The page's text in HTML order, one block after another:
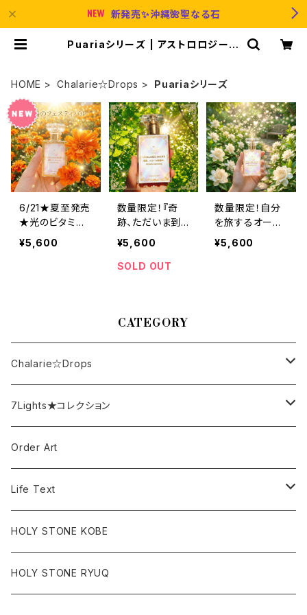
新発売✨沖縄🌺聖なる石
Puariaシリーズ | アストロロジー研
HOME Chalarie☆Drops Puariaシリーズ
6/21★夏至発売
★光のビタミン
ミストNo.001
『太陽のフェステ
¥5,600
数量限定！『奇
跡、ただいま到
着中。』自分を旅
するオーラミス
ト30ml＊Chalar
¥5,600
SOLD OUT
数量限定！自分
を旅するオーラ
ミスト＊【最高潮
の自己肯定感】
¥5,600
CATEGORY
Chalarie☆Drops
Puariaシリーズ
レスキューシリーズ
7Lights★コレクション
ぬりえ
Order Art
Life Text
Spiritual Text
HOLY STONE KOBE
HOLY STONE RYUQ